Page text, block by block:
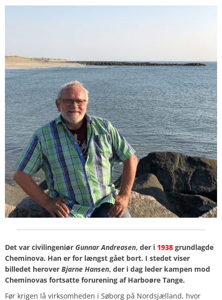
Det var civilingeniør Gunnar Andreasen, der i 1938 grundlagde
Cheminova. Han er for længst gået bort. I stedet viser
billedet herover Bjarne Hansen, der i dag leder kampen mod
Cheminovas fortsatte forurening af Harboøre Tange.
Før krigen lå virksomheden i Søborg på Nordsjælland, hvor